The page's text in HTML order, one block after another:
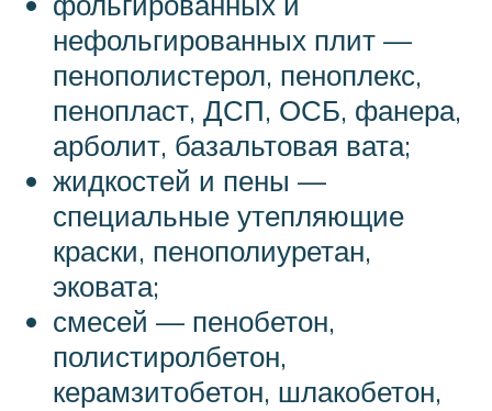
нефольгированных плит —
пенополистерол, пеноплекс,
пенопласт, ДСП, ОСБ, фанера,
арболит, базальтовая вата;
жидкостей и пены —
специальные утепляющие
краски, пенополиуретан,
эковата;
смесей — пенобетон,
полистиролбетон,
керамзитобетон, шлакобетон,